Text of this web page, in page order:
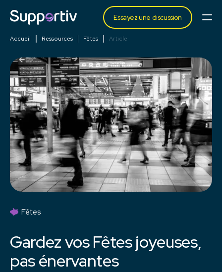
Essayez une discussion
Accueil Ressources Fêtes Article
Fêtes
Gardez vos Fêtes joyeuses,
pas énervantes